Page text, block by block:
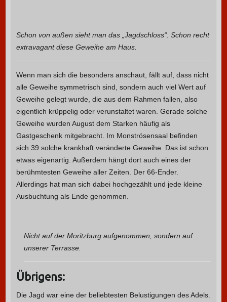
Schon von außen sieht man das „Jagdschloss“. Schon recht
extravagant diese Geweihe am Haus.
Wenn man sich die besonders anschaut, fällt auf, dass nicht
alle Geweihe symmetrisch sind, sondern auch viel Wert auf
Geweihe gelegt wurde, die aus dem Rahmen fallen, also
eigentlich krüppelig oder verunstaltet waren. Gerade solche
Geweihe wurden August dem Starken häufig als
Gastgeschenk mitgebracht. Im Monströsensaal befinden
sich 39 solche krankhaft veränderte Geweihe. Das ist schon
etwas eigenartig. Außerdem hängt dort auch eines der
berühmtesten Geweihe aller Zeiten. Der 66-Ender.
Allerdings hat man sich dabei hochgezählt und jede kleine
Ausbuchtung als Ende genommen.
Nicht auf der Moritzburg aufgenommen, sondern auf
unserer Terrasse.
Übrigens:
Die Jagd war eine der beliebtesten Belustigungen des Adels.